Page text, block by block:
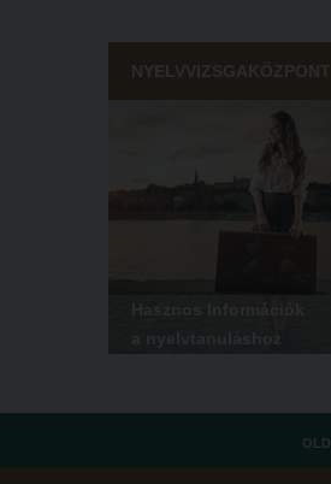
NYELVVIZSGAKÖZPONT